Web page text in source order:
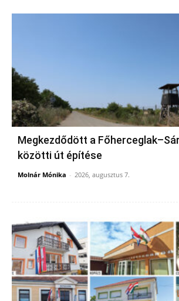
Megkezdődött a
közötti út építése
Molnár Mónika - 2026, augusztus 7.